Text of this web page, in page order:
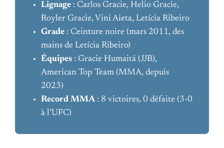
Lignage : Carlos Gracie, Helio Gracie,
Royler Gracie, Vini Aieta, Letícia Ribeiro
Grade : Ceinture noire (mars 2011, des
mains de Letícia Ribeiro)
Équipes : Gracie Humaitá (JJB),
American Top Team (MMA, depuis
2023)
Record MMA: 8 victoires, 0 défaite (3-0
à l’UFC)